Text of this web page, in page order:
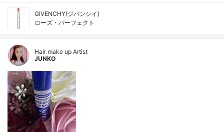
GIVENCHY(ジバンシイ)
ローズ・パーフェクト
Hair make up Artist
JUNKO